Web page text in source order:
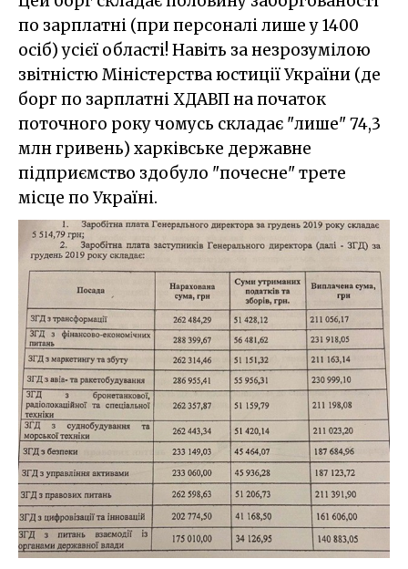
по зарплатні (при персоналі лише у 1400
осіб) усієї області! Навіть за незрозумілою
звітністю Міністерства юстиції України (де
борг по зарплатні ХДАВП на початок
поточного року чомусь складає "лише" 74,3
млн гривень) харківське державне
підприємство здобуло "почесне" трете
місце по Україні.